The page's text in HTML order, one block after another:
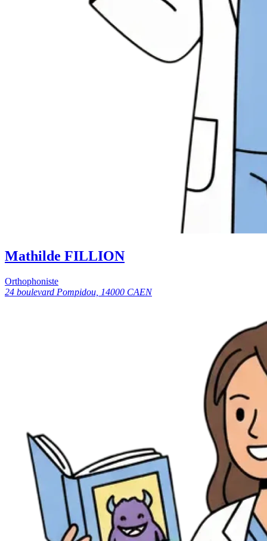
Mathilde FILLION
Orthophoniste
24 boulevard Pompidou, 14000 CAEN